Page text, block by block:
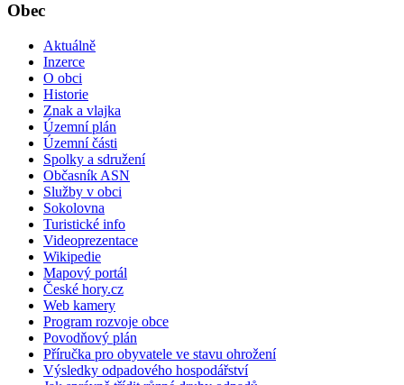
Obec
Aktuálně
Inzerce
O obci
Historie
Znak a vlajka
Územní plán
Územní části
Spolky a sdružení
Občasník ASN
Služby v obci
Sokolovna
Turistické info
Videoprezentace
Wikipedie
Mapový portál
České hory.cz
Web kamery
Program rozvoje obce
Povodňový plán
Příručka pro obyvatele ve stavu ohrožení
Výsledky odpadového hospodářství